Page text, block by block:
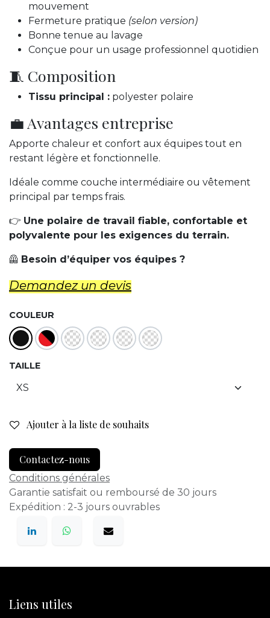
mouvement
Fermeture pratique (selon version)
Bonne tenue au lavage
Conçue pour un usage professionnel quotidien
🧵 Composition
Tissu principal : polyester polaire
💼 Avantages entreprise
Apporte chaleur et confort aux équipes tout en
restant légère et fonctionnelle.
Idéale comme couche intermédiaire ou vêtement
principal par temps frais.
👉 Une polaire de travail fiable, confortable et
polyvalente pour les exigences du terrain.
🦺 Besoin d’équiper vos équipes ?
Demandez un d​evis
COULEUR
TAILLE
Ajouter à la liste de souhaits
Contactez-nous
Conditions générales
Garantie satisfait ou remboursé de 30 jours
Expédition : 2-3 jours ouvrables
Liens utiles